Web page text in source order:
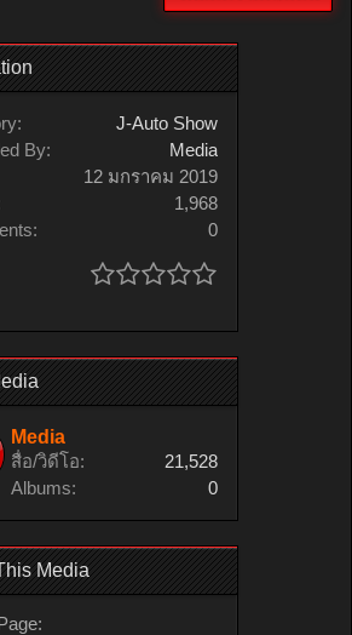
J-Auto Show
By:
Media
12 มกราคม 2019
1,968
0
Media
สื่อ/วิดีโอ:
21,528
Albums:
0
Media